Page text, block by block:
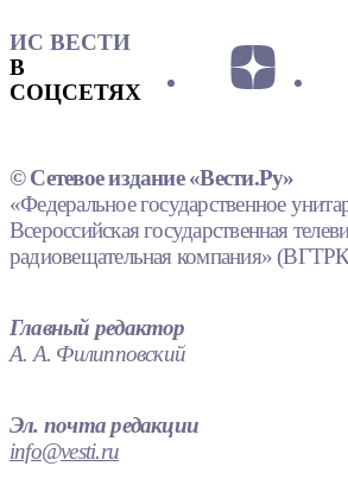
ИС ВЕСТИ
В
СОЦСЕТЯХ
© Сетевое издание «Вести.Ру»
«Федеральное государственное
Всероссийская государственная
радиовещательная компания»
Главный редактор
А. А. Филипповский
Эл. почта редакции
info@vesti.ru